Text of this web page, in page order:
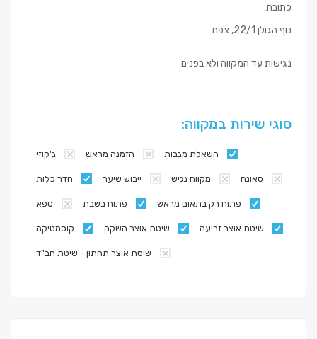
כתובת:
נוף הגולן 22/1, צפת
נגישות עד המקווה ולא בפנים
סוגי שירות במקווה:
ג'קוזי הזמנה מראש השאלת מגבות
חדר כלות ייבוש שיער מקווה נגיש סאונה
ספא פתוח בשבת פתוח רק בתאום מראש
קוסמטיקה שיטת אוצר השקה שיטת אוצר זריעה
שיטת אוצר תחתון - שיטת חב"ד